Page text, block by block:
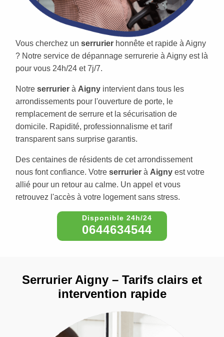
Vous cherchez un serrurier honnête et rapide à Aigny
? Notre service de dépannage serrurerie à Aigny est là
pour vous 24h/24 et 7j/7.
Notre serrurier à Aigny intervient dans tous les
arrondissements pour l'ouverture de porte, le
remplacement de serrure et la sécurisation de
domicile. Rapidité, professionnalisme et tarif
transparent sans surprise garantis.
Des centaines de résidents de cet arrondissement
nous font confiance. Votre serrurier à Aigny est votre
allié pour un retour au calme. Un appel et vous
retrouvez l'accès à votre logement sans stress.
0644634544
Serrurier Aigny – Tarifs clairs et
intervention rapide